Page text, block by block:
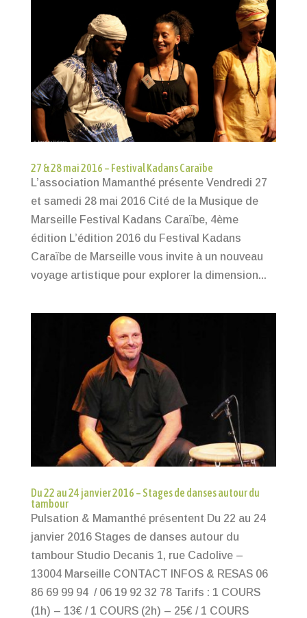
27 & 28 mai 2016 – Festival Kadans Caraïbe
L’association Mamanthé présente Vendredi 27
et samedi 28 mai 2016 Cité de la Musique de
Marseille Festival Kadans Caraïbe, 4ème
édition L’édition 2016 du Festival Kadans
Caraïbe de Marseille vous invite à un nouveau
voyage artistique pour explorer la dimension...
Du 22 au 24 janvier 2016 – Stages de danses autour du
tambour
Pulsation & Mamanthé présentent Du 22 au 24
janvier 2016 Stages de danses autour du
tambour Studio Decanis 1, rue Cadolive –
13004 Marseille CONTACT INFOS & RESAS 06
86 69 99 94 / 06 19 92 32 78 Tarifs : 1 COURS
(1h) – 13€ / 1 COURS (2h) – 25€ / 1 COURS